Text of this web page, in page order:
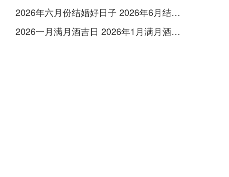
2026年六月份结婚好日子 2026年6月结婚好吗
2026一月满月酒吉日 2026年1月满月酒吉日